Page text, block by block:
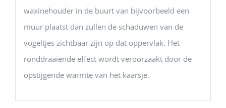
waxinehouder in de buurt van bijvoorbeeld een
muur plaatst dan zullen de schaduwen van de
vogeltjes zichtbaar zijn op dat oppervlak. Het
ronddraaiende effect wordt veroorzaakt door de
opstijgende warmte van het kaarsje.